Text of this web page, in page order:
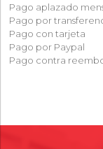
Pago aplazado
Pago por
Pago con tarjeta
Pago por Paypal
Pago contra